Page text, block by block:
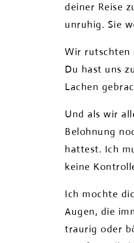
deiner Reise
unruhig. Sie
Wir rutschten
Du hast uns
Lachen
Und als wir
Belohnung
hattest. Ich
keine
Ich mochte
Augen, die
traurig oder